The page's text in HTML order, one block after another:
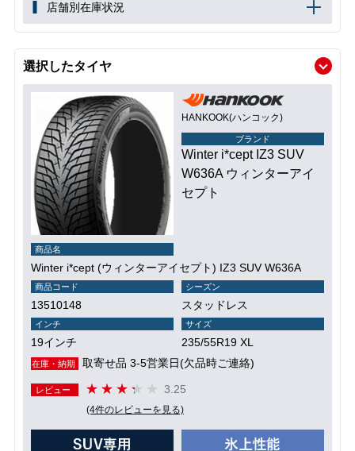
店舗別在庫状況
選択したタイヤ
HANKOOK(ハンコック)
ブランド
Winter i*cept IZ3 SUV
W636A ウィンターアイ
セプト
商品名
Winter i*cept (ウィンターアイセプト) IZ3 SUV W636A
商品コード
13510148
シーズン
スタッドレス
インチ
19インチ
サイズ
235/55R19 XL
在庫・納期 取寄せ品 3-5営業日(欠品時ご連絡)
レビュー 3.25
(4件のレビューを見る)